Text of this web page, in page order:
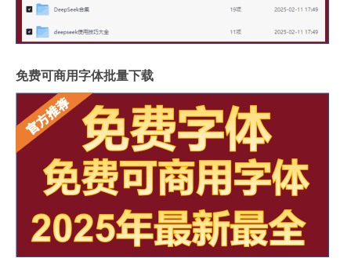
免费可商用字体批量下载